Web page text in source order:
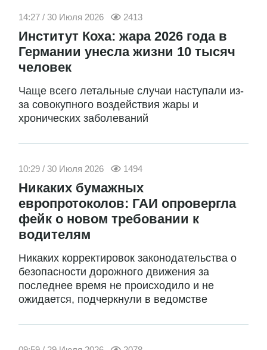
14:27 / 30 Июля 2026 2413
Институт Коха: жара 2026 года в
Германии унесла жизни 10 тысяч
человек
Чаще всего летальные случаи наступали из-
за совокупного воздействия жары и
хронических заболеваний
10:29 / 30 Июля 2026 1494
Никаких бумажных
европротоколов: ГАИ опровергла
фейк о новом требовании к
водителям
Никаких корректировок законодательства о
безопасности дорожного движения за
последнее время не происходило и не
ожидается, подчеркнули в ведомстве